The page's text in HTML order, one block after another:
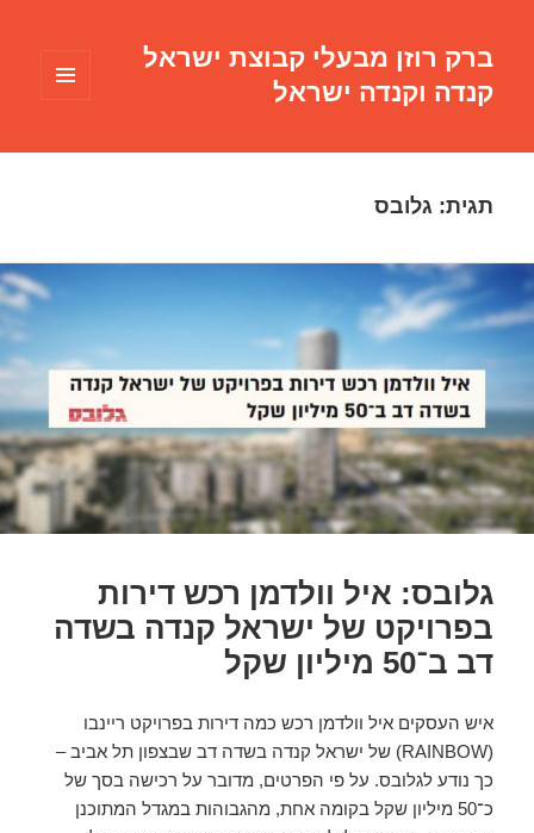
ברק רוזן מבעלי קבוצת ישראל
קנדה וקנדה ישראל
תגית: גלובס
גלובס: איל וולדמן רכש דירות
בפרויקט של ישראל קנדה בשדה
דב ב־50 מיליון שקל
איש העסקים איל וולדמן רכש כמה דירות בפרויקט ריינבו
(RAINBOW) של ישראל קנדה בשדה דב שבצפון תל אביב –
כך נודע לגלובס. על פי הפרטים, מדובר על רכישה בסך של
כ־50 מיליון שקל בקומה אחת, מהגבוהות במגדל המתוכנן